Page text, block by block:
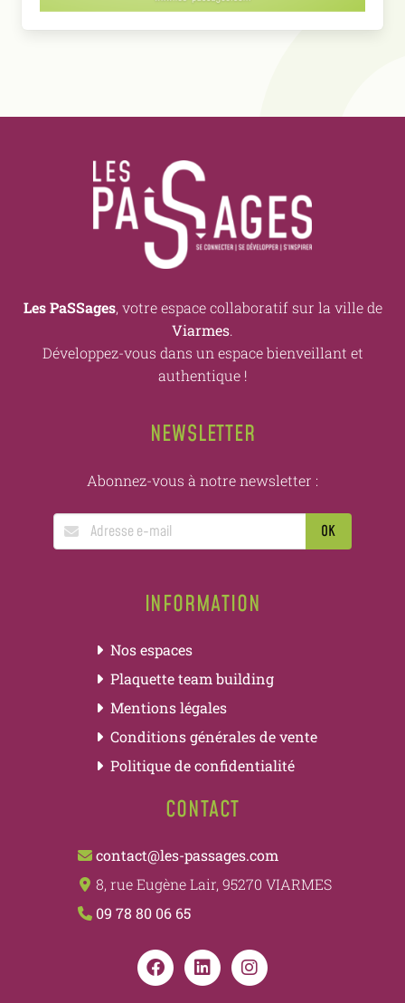
Les PaSSages, votre espace collaboratif sur la ville de
Viarmes.
Développez-vous dans un espace bienveillant et
authentique !
NEWSLETTER
Abonnez-vous à notre newsletter :
INFORMATION
Nos espaces
Plaquette team building
Mentions légales
Conditions générales de vente
Politique de confidentialité
CONTACT
contact@les-passages.com
8, rue Eugène Lair, 95270 VIARMES
09 78 80 06 65